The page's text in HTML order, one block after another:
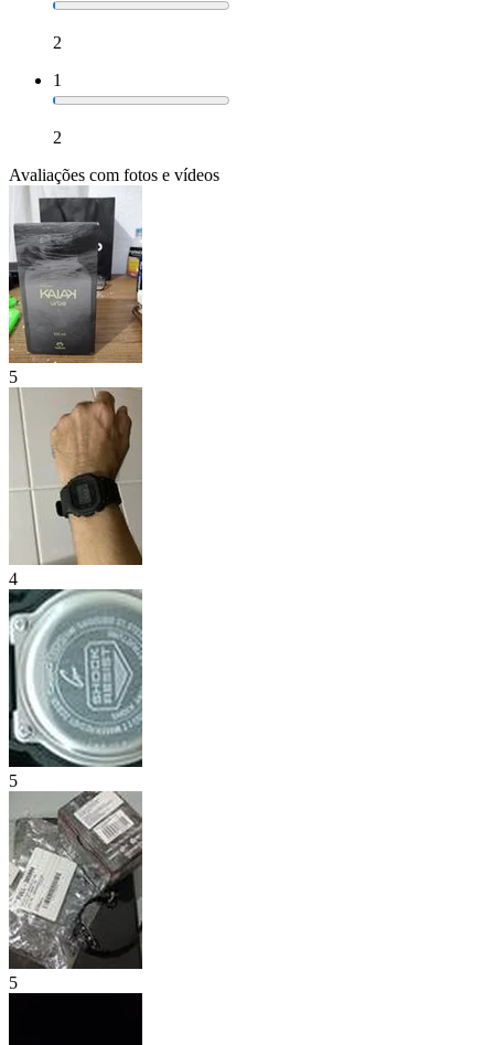
2
1
2
Avaliações com fotos e vídeos
5
4
5
5